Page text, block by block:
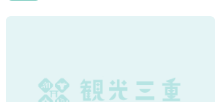
使用した「三重ブランドBBQプラン」や、1人前350ｇと食べ応え
のあるお肉を用意した「肉盛りプラン」などからお選びできま